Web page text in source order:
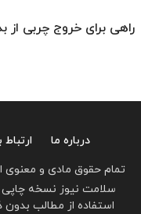
راهی برای خروج چربی از
درباره ما ارتباط
تمام حقوق مادی و
سلامت نیوز نسخه چاپی
استفاده از مطالب بدون